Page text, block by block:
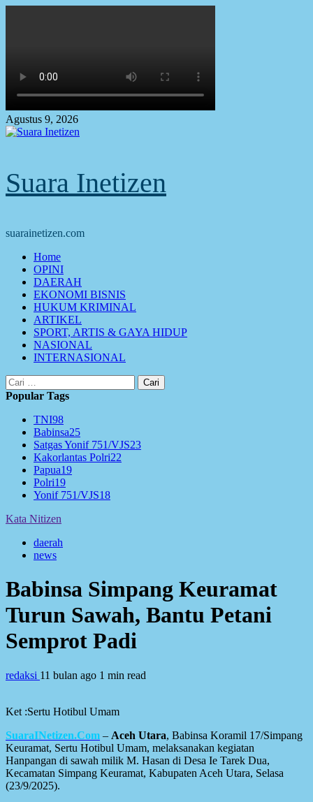
Agustus 9, 2026
Suara Inetizen
suarainetizen.com
Primary
Menu
Home
OPINI
DAERAH
EKONOMI BISNIS
HUKUM KRIMINAL
ARTIKEL
SPORT, ARTIS & GAYA HIDUP
NASIONAL
INTERNASIONAL
Cari
untuk:
Popular Tags
TNI98
Babinsa25
Satgas Yonif 751/VJS23
Kakorlantas Polri22
Papua19
Polri19
Yonif 751/VJS18
Kata Nitizen
daerah
news
Babinsa Simpang Keuramat
Turun Sawah, Bantu Petani
Semprot Padi
redaksi 11 bulan ago 1 min read
Ket :Sertu Hotibul Umam
SuaraINetizen.Com – Aceh Utara, Babinsa Koramil 17/Simpang
Keuramat, Sertu Hotibul Umam, melaksanakan kegiatan
Hanpangan di sawah milik M. Hasan di Desa Ie Tarek Dua,
Kecamatan Simpang Keuramat, Kabupaten Aceh Utara, Selasa
(23/9/2025).